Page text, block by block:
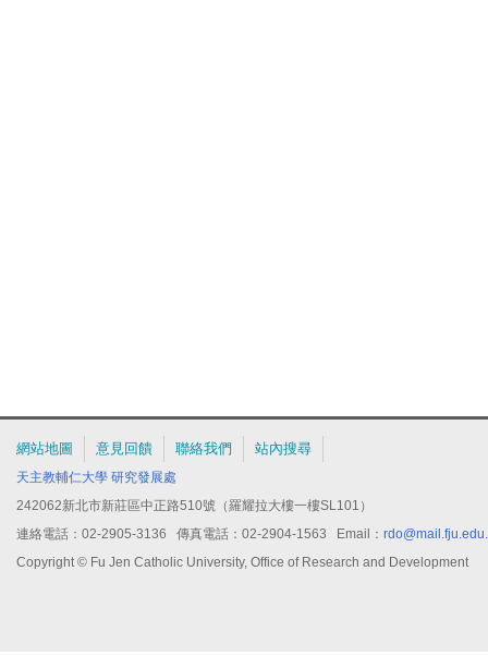
網站地圖 意見回饋 聯絡我們 站內搜尋
天主教輔仁大學 研究發展處
242062新北市新莊區中正路510號（羅耀拉大樓一樓SL101）
連絡電話：02-2905-3136 傳真電話：02-2904-1563 Email：
Copyright © Fu Jen Catholic University, Office of Research and Development